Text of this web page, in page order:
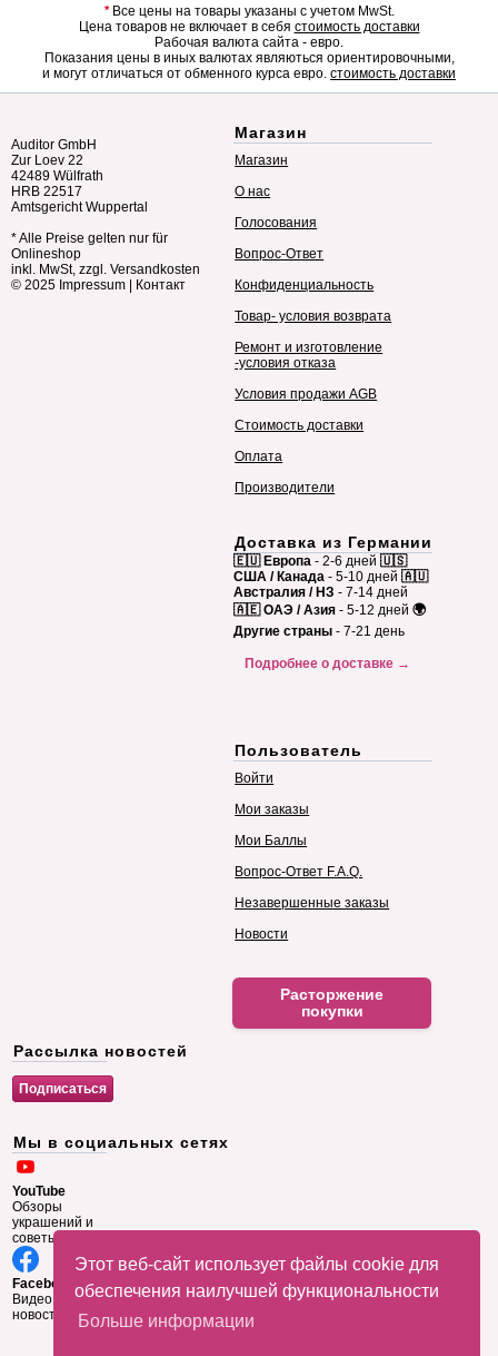
Этот веб-сайт использует файлы cookie для
обеспечения наилучшей функциональности
Больше информации
*Все цены на товары указаны с учетом MwSt.
Цена товаров не включает в себя стоимость доставки
Рабочая валюта сайта - евро.
Показания цены в иных валютах являються ориентировочными,
и могут отличаться от обменного курса евро. стоимость доставки
Auditor GmbH
Zur Loev 22
42489 Wülfrath
HRB 22517
Amtsgericht Wuppertal
* Alle Preise gelten nur für
Onlineshop
inkl. MwSt, zzgl. Versandkosten
© 2025 Impressum Контакт
Магазин
Магазин
О нас
Голосования
Вопрос-Ответ
Конфиденциальность
Товар- условия возврата
Ремонт и изготовление
-условия отказа
Условия продажи AGB
Стоимость доставки
Оплата
Производители
Доставка из Германии
🇪🇺 Европа - 2-6 дней 🇺🇸
США / Канада - 5-10 дней 🇦🇺
Австралия / НЗ - 7-14 дней
🇦🇪 ОАЭ / Азия - 5-12 дней 🌍
Другие страны - 7-21 день
Подробнее о доставке →
Пользователь
Войти
Мои заказы
Мои Баллы
Вопрос-Ответ F.A.Q.
Незавершенные заказы
Новости
Расторжение
покупки
Рассылка новостей
Мы в социальных сетях
YouTube
Обзоры
украшений и
советы
Facebook
Видео и
новости